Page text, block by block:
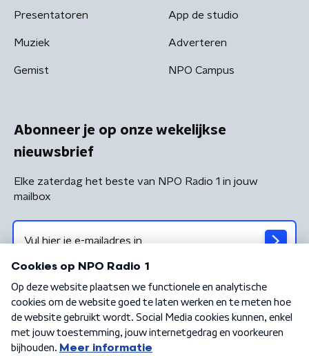
Presentatoren
Muziek
Gemist
App de studio
Adverteren
NPO Campus
Abonneer je op onze wekelijkse
nieuwsbrief
Elke zaterdag het beste van NPO Radio 1 in jouw
mailbox
Algemene voorwaarden